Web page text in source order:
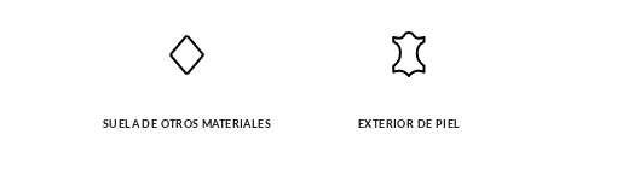
SUELA DE OTROS MATERIALES EXTERIOR DE PIEL